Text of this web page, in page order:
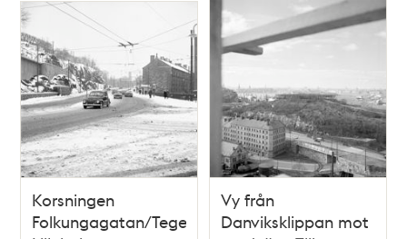
Korsningen
Folkungagatan/Tegelviksgatan.
Vy från
Danviksklippan mot